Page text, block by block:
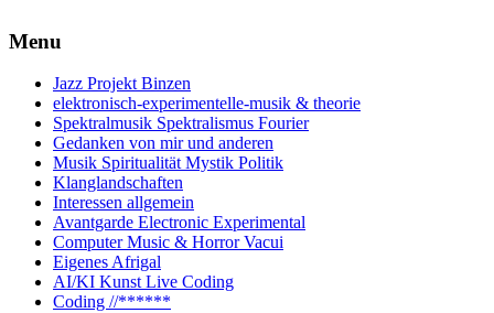
to
Menu
Jazz Projekt Binzen
elektronisch-experimentelle-musik & theorie
Spektralmusik Spektralismus Fourier
Gedanken von mir und anderen
Musik Spiritualität Mystik Politik
Klanglandschaften
Interessen allgemein
Avantgarde Electronic Experimental
Computer Music & Horror Vacui
Eigenes Afrigal
AI/KI Kunst Live Coding
Coding //******